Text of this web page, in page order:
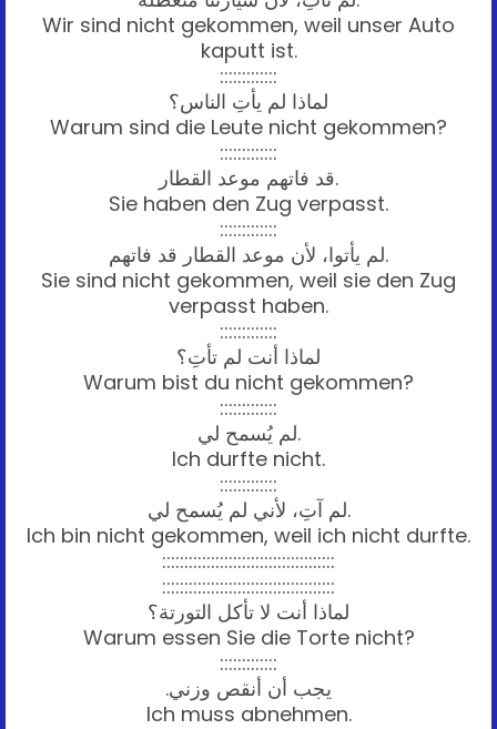
Wir sind nicht gekommen, weil unser Auto
kaputt ist.
:::::::::::::
لماذا لم يأتِ الناس؟
Warum sind die Leute nicht gekommen?
:::::::::::::
قد فاتهم موعد القطار.
Sie haben den Zug verpasst.
:::::::::::::
لم يأتوا، لأن موعد القطار قد فاتهم.
Sie sind nicht gekommen, weil sie den Zug
verpasst haben.
:::::::::::::
لماذا أنت لم تأتِ؟
Warum bist du nicht gekommen?
:::::::::::::
لم يُسمح لي.
Ich durfte nicht.
:::::::::::::
لم آتِ، لأني لم يُسمح لي.
Ich bin nicht gekommen, weil ich nicht durfte.
:::::::::::::::::::::::::::::::::::::::
:::::::::::::::::::::::::::::::::::::::
لماذا أنت لا تأكل التورتة؟
Warum essen Sie die Torte nicht?
:::::::::::::
يجب أن أنقص وزني.
Ich muss abnehmen.